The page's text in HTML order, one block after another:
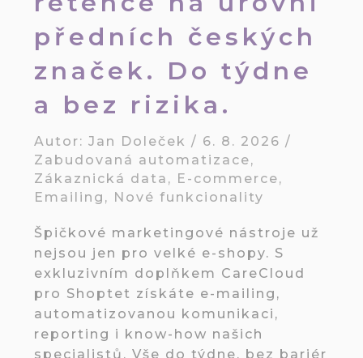
předních českých
značek. Do týdne
a bez rizika.
Autor:Jan Doleček / 6. 8. 2026/
Zabudovaná automatizace,
Zákaznická data , E-commerce,
Emailing , Nové funkcionality
Špičkové marketingové nástroje už
nejsou jen pro velké e-shopy. S
exkluzivním doplňkem CareCloud
pro Shoptet získáte e-mailing,
automatizovanou komunikaci,
reporting i know-how našich
specialistů. Vše do týdne, bez bariér